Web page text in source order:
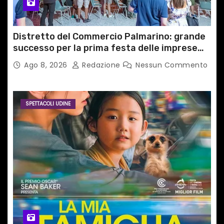
i
Distretto del Commercio Palmarino: grande
successo per la prima festa delle imprese
del territorio
Ago 8, 2026 Redazione Nessun Commento
SPETTACOLI UDINE